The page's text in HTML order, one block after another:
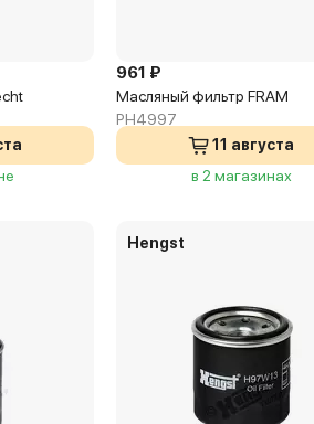
961 ₽
Масляный фильтр FRAM
PH4997
11 августа
в 2 магазинах
Hengst